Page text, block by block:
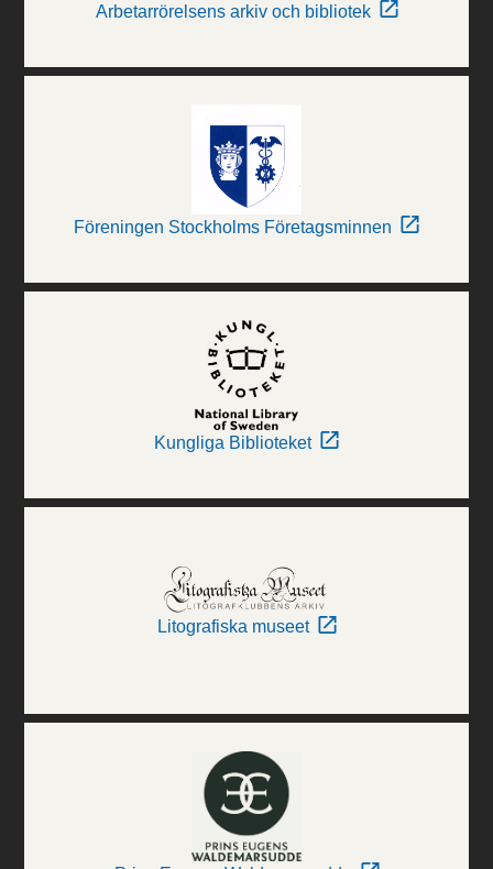
Arbetarrörelsens arkiv och bibliotek
Föreningen Stockholms Företagsminnen
Kungliga Biblioteket
Litografiska museet